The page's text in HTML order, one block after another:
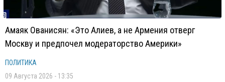
Амаяк Ованисян: «Это Алиев, а не Армения отверг
Москву и предпочел модераторство Америки»
ПОЛИТИКА
09 Августа 2026 - 13:35